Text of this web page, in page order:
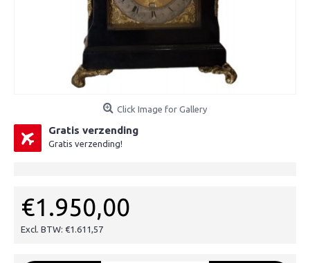
Click Image for Gallery
Gratis verzending
Gratis verzending!
€1.950,00
Excl. BTW: €1.611,57